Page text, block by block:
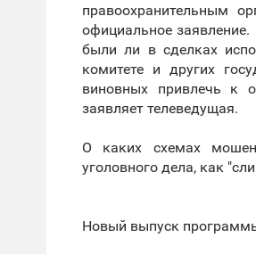
правоохранительным
официальное
были ли в сделках
комитете и других
виновных привлечь к
заявляет телеведущая.
О каких схемах
уголовного дела, как
Новый выпуск